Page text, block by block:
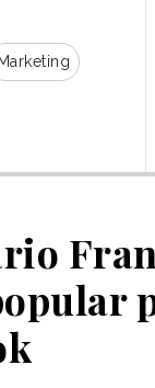
Marketing